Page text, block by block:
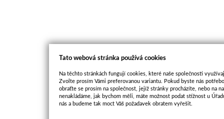
Tato webová stránka používá cookies
Na těchto stránkách fungují cookies, které naše společnosti
Zvolte prosím Vámi preferovanou variantu. Pokud byste nás
obraťte se prosím na společnost, jejíž stránky procházíte, nebo na
nenakládáme, jak bychom měli, máte možnost podat stížnost u
nás a budeme tak moct Váš požadavek obratem vyřešit.